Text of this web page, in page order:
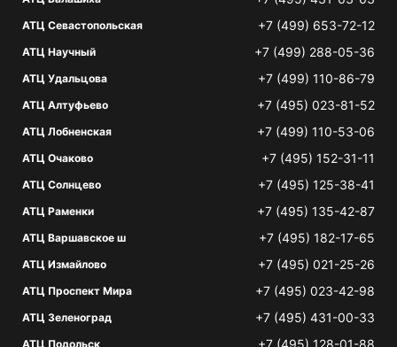
АТЦ Севастопольская +7 (499) 653-72-12
АТЦ Научный +7 (499) 288-05-36
АТЦ Удальцова +7 (499) 110-86-79
АТЦ Алтуфьево +7 (495) 023-81-52
АТЦ Лобненская +7 (499) 110-53-06
АТЦ Очаково +7 (495) 152-31-11
АТЦ Солнцево +7 (495) 125-38-41
АТЦ Раменки +7 (495) 135-42-87
АТЦ Варшавское ш +7 (495) 182-17-65
АТЦ Измайлово +7 (495) 021-25-26
АТЦ Проспект Мира +7 (495) 023-42-98
АТЦ Зеленоград +7 (495) 431-00-33
АТЦ Подольск +7 (495) 128-01-88